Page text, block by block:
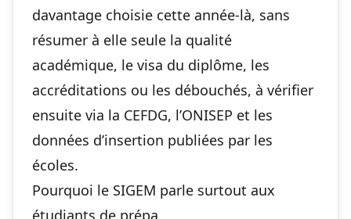
davantage choisie cette année-là, sans
résumer à elle seule la qualité
académique, le visa du diplôme, les
accréditations ou les débouchés, à vérifier
ensuite via la CEFDG, l’ONISEP et les
données d’insertion publiées par les
écoles.
Pourquoi le SIGEM parle surtout aux
étudiants de prépa